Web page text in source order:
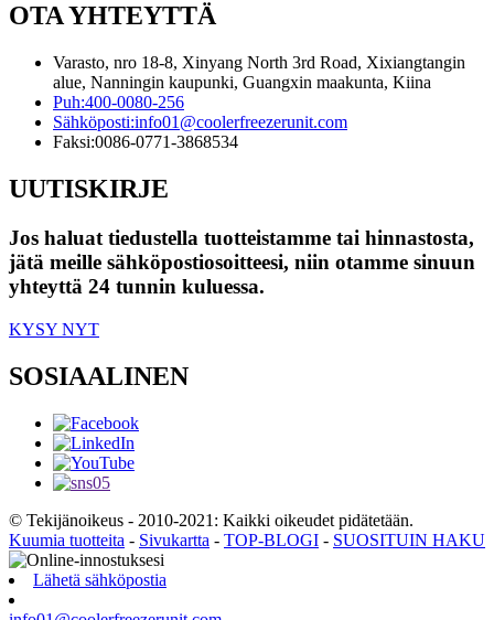
OTA YHTEYTTÄ
Varasto, nro 18-8, Xinyang North 3rd Road, Xixiangtangin
alue, Nanningin kaupunki, Guangxin maakunta, Kiina
Puh:400-0080-256
Sähköposti:info01@coolerfreezerunit.com
Faksi:0086-0771-3868534
UUTISKIRJE
Jos haluat tiedustella tuotteistamme tai hinnastosta,
jätä meille sähköpostiosoitteesi, niin otamme sinuun
yhteyttä 24 tunnin kuluessa.
KYSY NYT
SOSIAALINEN
© Tekijänoikeus - 2010-2021: Kaikki oikeudet pidätetään.
Kuumia tuotteita - Sivukartta - TOP-BLOGI - SUOSITUIN HAKU
Lähetä sähköpostia